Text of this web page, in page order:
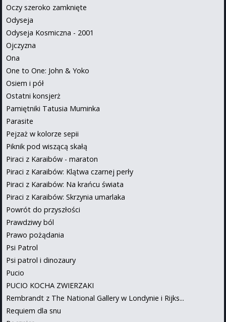
Oczy szeroko zamknięte
Odyseja
Odyseja Kosmiczna - 2001
Ojczyzna
Ona
One to One: John & Yoko
Osiem i pół
Ostatni konsjerż
Pamiętniki Tatusia Muminka
Parasite
Pejzaż w kolorze sepii
Piknik pod wiszącą skałą
Piraci z Karaibów - maraton
Piraci z Karaibów: Klątwa czarnej perły
Piraci z Karaibów: Na krańcu świata
Piraci z Karaibów: Skrzynia umarlaka
Powrót do przyszłości
Prawdziwy ból
Prawo pożądania
Psi Patrol
Psi patrol i dinozaury
Pucio
PUCIO KOCHA ZWIERZAKI
Rembrandt z The National Gallery w Londynie i Rijks...
Requiem dla snu